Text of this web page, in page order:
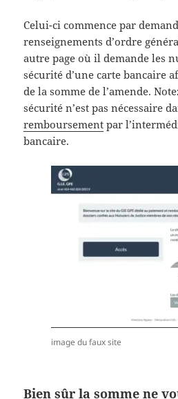
Celui-ci commence par
renseignements d’ordre
autre page où il demande les
sécurité d’une carte bancaire
de la somme de l’amende.
sécurité n’est pas nécessaire
remboursement par
bancaire.
image du faux site
Bien sûr la somme ne